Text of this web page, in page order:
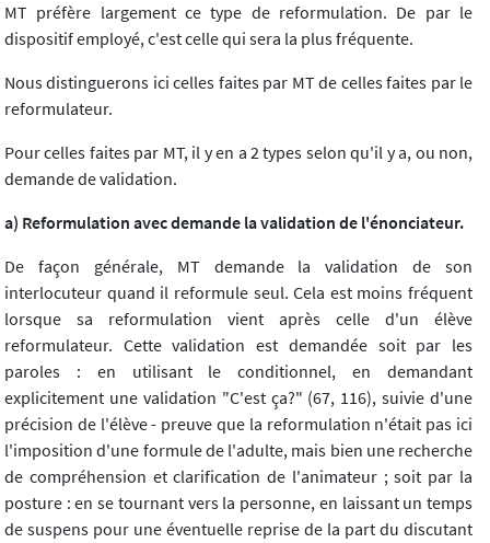
MT préfère largement ce type de reformulation. De par le
dispositif employé, c'est celle qui sera la plus fréquente.
Nous distinguerons ici celles faites par MT de celles faites par le
reformulateur.
Pour celles faites par MT, il y en a 2 types selon qu'il y a, ou non,
demande de validation.
a) Reformulation avec demande la validation de l'énonciateur.
De façon générale, MT demande la validation de son
interlocuteur quand il reformule seul. Cela est moins fréquent
lorsque sa reformulation vient après celle d'un élève
reformulateur. Cette validation est demandée soit par les
paroles : en utilisant le conditionnel, en demandant
explicitement une validation "C'est ça?" (67, 116), suivie d'une
précision de l'élève - preuve que la reformulation n'était pas ici
l'imposition d'une formule de l'adulte, mais bien une recherche
de compréhension et clarification de l'animateur ; soit par la
posture : en se tournant vers la personne, en laissant un temps
de suspens pour une éventuelle reprise de la part du discutant